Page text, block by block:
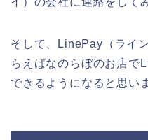
そして、LinePay（ライ
らえばなのらぼのお店で
できるようになると思い